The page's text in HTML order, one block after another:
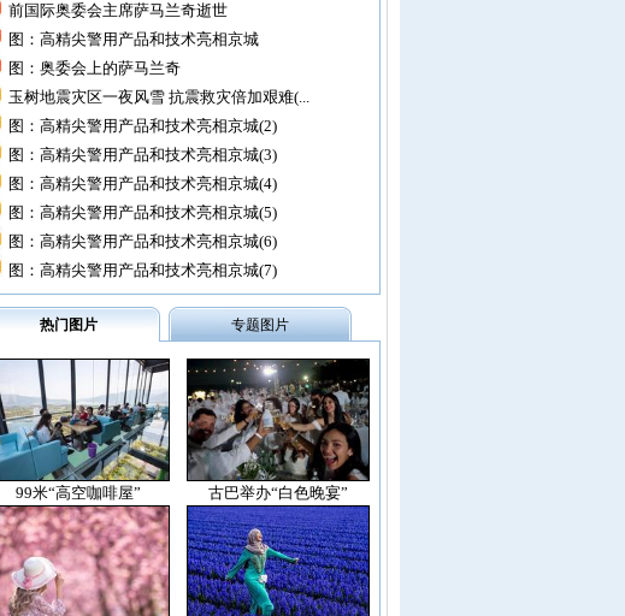
前国际奥委会主席萨马兰奇逝世
图：高精尖警用产品和技术亮相京城
图：奥委会上的萨马兰奇
玉树地震灾区一夜风雪 抗震救灾倍加艰难(...
图：高精尖警用产品和技术亮相京城(2)
图：高精尖警用产品和技术亮相京城(3)
图：高精尖警用产品和技术亮相京城(4)
图：高精尖警用产品和技术亮相京城(5)
图：高精尖警用产品和技术亮相京城(6)
图：高精尖警用产品和技术亮相京城(7)
热门图片 专题图片
99米“高空咖啡屋” 古巴举办“白色晚宴”